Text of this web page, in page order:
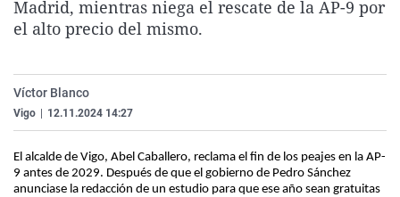
La rosa de los vientos
Como el perro y el
Caso
Equipo de
Extremadura
La Rioja
Virales
Elecciones
Madrid, mientras niega el rescate de la AP-9 por
el alto precio del mismo.
Víctor Blanco
Vigo 12.11.2024 14:27
El alcalde de Vigo, Abel Caballero, reclama el fin de los peajes en la AP-
9 antes de 2029. Después de que el gobierno de Pedro Sánchez
anunciase la redacción de un estudio para que ese año sean gratuitas